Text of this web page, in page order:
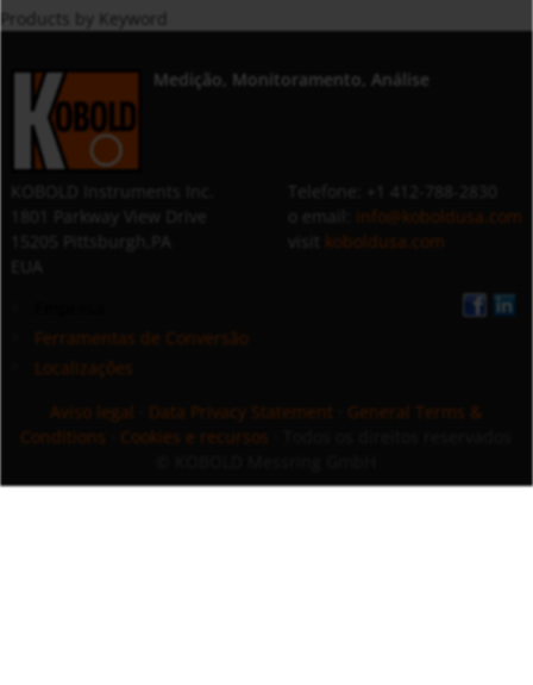
Products by Keyword
Medição, Monitoramento, Análise
info@koboldusa.com
koboldusa.com
Ferramentas de Conversão
Localizações
Aviso legal
Data Privacy Statement
General Terms &
Conditions
Cookies e recursos